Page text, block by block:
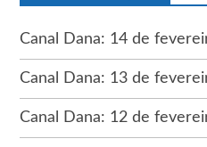
Canal Dana: 14 de
Canal Dana: 13 de
Canal Dana: 12 de